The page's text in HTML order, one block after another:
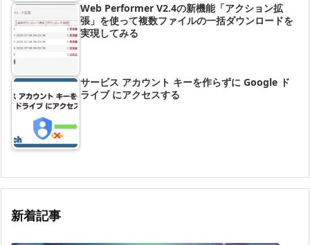
Web Performer V2.4の新機能「アクション拡
張」を使って複数ファイルの一括ダウンロードを
実現してみる
サービス アカウント キーを作らずに Google ド
ライブ にアクセスする
新着記事